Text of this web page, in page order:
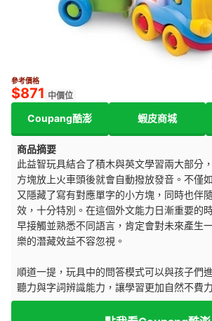
參考價格
$871 中價位
Coupang酷澎 蝦皮商城
商品摘要
此益智玩具結合了積木與英文學習兩大部分
方塊放上火車頭後就會自動撥放發音。不僅
又隱藏了寫有對應單字的小方塊，同時也伴
效，十分特別。在這個外文能力日漸重要的
早接觸並熟悉不同語言，肯定會對未來產生
樂的潛藏效益不容忽視。
順道一提，玩具中的問答模式可以與孩子們
聽力與字詞辨識能力，讓學習更加自然不費力